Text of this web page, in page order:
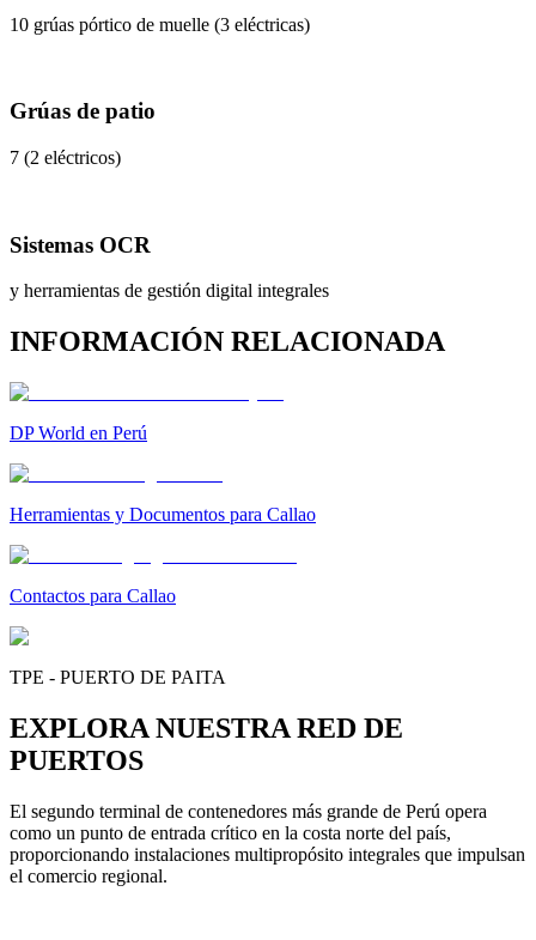
10 grúas pórtico de muelle (3 eléctricas)
Grúas de patio
7 (2 eléctricos)
Sistemas OCR
y herramientas de gestión digital integrales
INFORMACIÓN RELACIONADA
DP World en Perú
Herramientas y Documentos para Callao
Contactos para Callao
TPE - PUERTO DE PAITA
EXPLORA NUESTRA RED DE
PUERTOS
El segundo terminal de contenedores más grande de Perú opera
como un punto de entrada crítico en la costa norte del país,
proporcionando instalaciones multipropósito integrales que impulsan
el comercio regional.